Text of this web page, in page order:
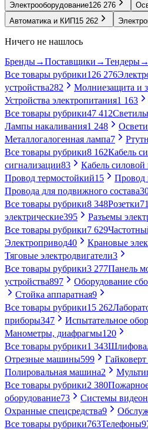
Электрооборудование126 276
Автоматика и КИП 15 262
Ничего не нашлось
Бренды→Поставщики →Тендеры→
Все товары рубрики126 276
устройства282 Молниезащита и
Устройства электропитания1 163
Все товары рубрики47 412
Лампы накаливания1 248
Металлогалогенная лампа7
Все товары рубрики8 162Кабель
сигнализации83 Кабель силовой
Провод термостойкий15 Провод
Провода для подвижного состава
Все товары рубрики8 348Розетки
электрические395 Разъемы
Все товары рубрики7 629
Электропривод40 Крановые
Тяговые электродвигатели3
Все товары рубрики3 277Панель
устройства897 Оборудование
Стойка аппаратная9
Все товары рубрики15 262
приборы347 Испытательное
Манометры, диафрагмы120
Все товары рубрики1 343
Отрезные машины599
Полировальная машина2
Все товары рубрики2 380
оборудование73 Системы
Охранные спецсредства9
Все товары рубрики763Телефоны